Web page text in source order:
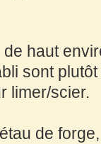
haut
sont
limer/scier.
de